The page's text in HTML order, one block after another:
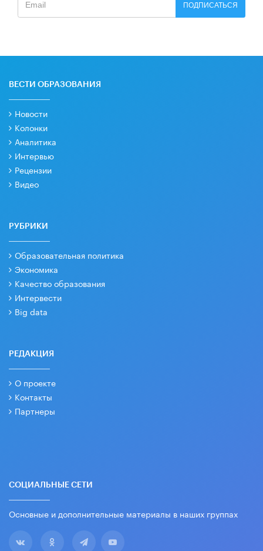
ПОДПИСАТЬСЯ
ВЕСТИ ОБРАЗОВАНИЯ
Новости
Колонки
Аналитика
Интервью
Рецензии
Видео
РУБРИКИ
Образовательная политика
Экономика
Качество образования
Интервести
Big data
РЕДАКЦИЯ
О проекте
Контакты
Партнеры
СОЦИАЛЬНЫЕ СЕТИ
Основные и дополнительные материалы в наших группах